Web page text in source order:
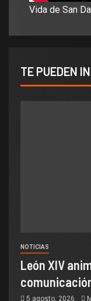
Vida de San
TE PUEDEN
NOTICIAS
León XIV
5 agosto, 2026